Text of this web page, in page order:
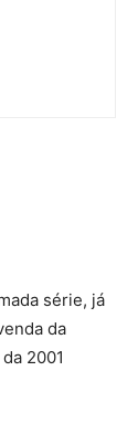
série, já
da
2001